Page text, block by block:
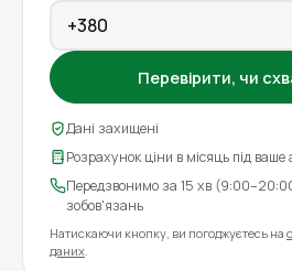
Перевірити, чи
Дані захищені
Розрахунок ціни в місяць під ваше
Передзвонимо за 15 хв
зобов'язань
Натискаючи кнопку, ви погоджуєтесь на
даних.